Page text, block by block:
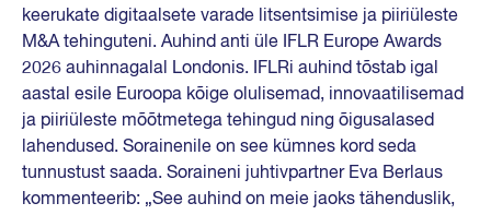
keerukate digitaalsete varade litsentsimise ja piiriüleste
M&A tehinguteni. Auhind anti üle IFLR Europe Awards
2026 auhinnagalal Londonis. IFLRi auhind tõstab igal
aastal esile Euroopa kõige olulisemad, innovaatilisemad
ja piiriüleste mõõtmetega tehingud ning õigusalased
lahendused. Sorainenile on see kümnes kord seda
tunnustust saada. Soraineni juhtivpartner Eva Berlaus
kommenteerib: „See auhind on meie jaoks tähenduslik,